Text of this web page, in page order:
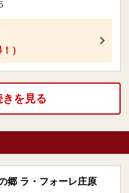
）
を見る
郷 ラ・フォーレ庄原